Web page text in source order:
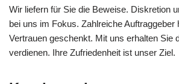
Wir liefern für Sie die Beweise. Diskretion
bei uns im Fokus. Zahlreiche Auftraggeber
Vertrauen geschenkt. Mit uns erhalten Sie
verdienen. Ihre Zufriedenheit ist unser Ziel.